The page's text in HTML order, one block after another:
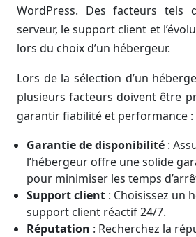
WordPress. Des facteurs tels
serveur, le support client et
lors du choix d’un hébergeur.
Lors de la sélection d’un
plusieurs facteurs doivent être
garantir fiabilité et performance :
Garantie de disponibilité :
l’hébergeur offre une solide
pour minimiser les temps
Support client : Choisissez un
support client réactif 24/7.
Réputation : Recherchez la